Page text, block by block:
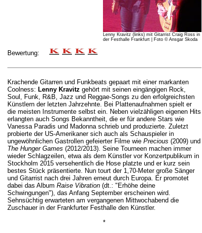
Lenny Kravitz (links) mit Gitarrist Craig Ross in
der Festhalle Frankfurt | Foto © Ansgar Skoda
Bewertung:
Krachende Gitarren und Funkbeats gepaart mit einer markanten
Coolness: Lenny Kravitz gehört mit seinen eingängigen Rock,
Soul, Funk, R&B, Jazz und Reggae-Songs zu den erfolgreichsten
Künstlern der letzten Jahrzehnte. Bei Plattenaufnahmen spielt er
die meisten Instrumente selbst ein. Neben vielzähligen eigenen Hits
erlangten auch Songs Bekanntheit, die er für andere Stars wie
Vanessa Paradis und Madonna schrieb und produzierte. Zuletzt
probierte der US-Amerikaner sich auch als Schauspieler in
ungewöhnlichen Gastrollen gefeierter Filme wie Precious (2009) und
The Hunger Games (2012/2013). Seine Tourneen machen immer
wieder Schlagzeilen, etwa als dem Künstler vor Konzertpublikum in
Stockholm 2015 versehentlich die Hose platzte und er kurz sein
bestes Stück präsentierte. Nun tourt der 1,70-Meter große Sänger
und Gitarrist nach drei Jahren erneut durch Europa. Er promotet
dabei das Album Raise Vibration(dt.: "Erhöhe deine
Schwingungen"), das Anfang September erscheinen wird.
Sehnsüchtig erwarteten am vergangenen Mittwochabend die
Zuschauer in der Frankfurter Festhalle den Künstler.
*